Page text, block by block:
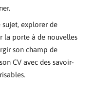
sujet, explorer de
la porte à de nouvelles
son champ de
CV avec des savoir-